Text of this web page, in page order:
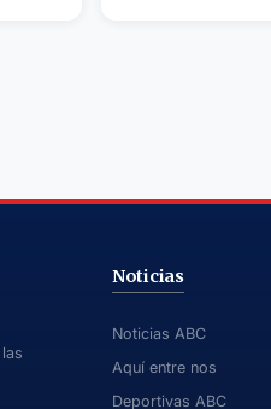
Noticias
Noticias ABC
Aquí entre nos
Deportivas ABC